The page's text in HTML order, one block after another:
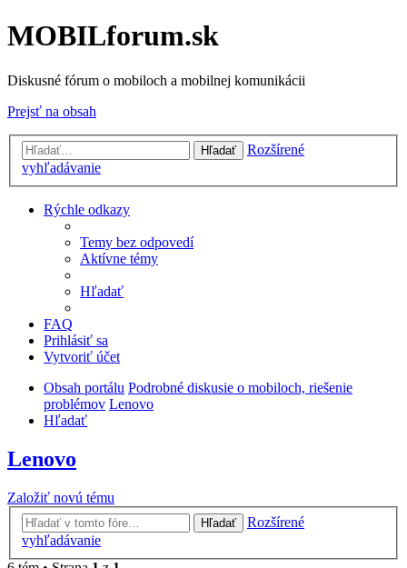
MOBILforum.sk
Diskusné fórum o mobiloch a mobilnej komunikácii
Prejsť na obsah
Hľadať
Rozšírené
vyhľadávanie
Rýchle odkazy
Temy bez odpovedí
Aktívne témy
Hľadať
FAQ
Prihlásiť sa
Vytvoriť účet
Obsah portálu Podrobné diskusie o mobiloch, riešenie
problémov Lenovo
Hľadať
Lenovo
Založiť novú tému
Hľadať
Rozšírené
vyhľadávanie